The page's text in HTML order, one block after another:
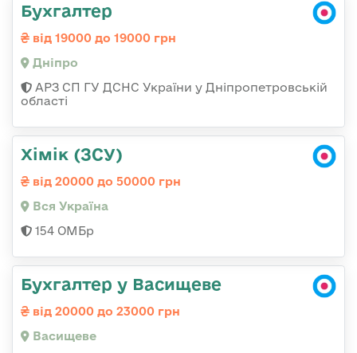
Бухгалтер
від 19000 до 19000 грн
Дніпро
АРЗ СП ГУ ДСНС України у Дніпропетровській
області
Хімік (ЗСУ)
від 20000 до 50000 грн
Вся Україна
154 ОМБр
Бухгалтер у Васищеве
від 20000 до 23000 грн
Васищеве